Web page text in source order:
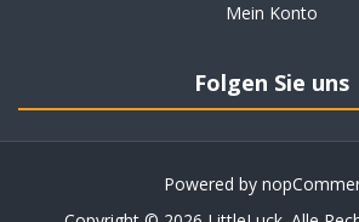
Mein Konto
Folgen Sie uns
Powered by